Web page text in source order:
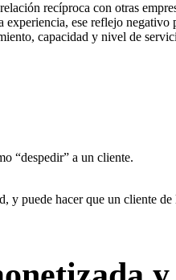
recíproca con otras
ese reflejo negativo
capacidad y nivel de
“despedir” a un cliente.
y puede hacer que un cliente